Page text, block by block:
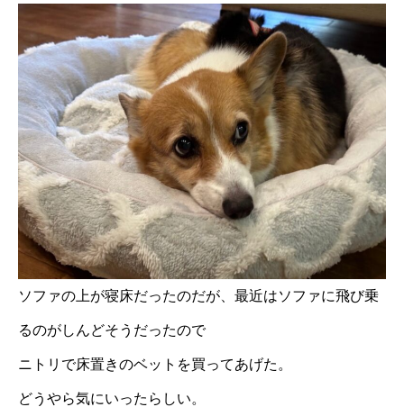
ソファの上が寝床だったのだが、最近はソファに飛び乗
るのがしんどそうだったので
ニトリで床置きのベットを買ってあげた。
どうやら気にいったらしい。